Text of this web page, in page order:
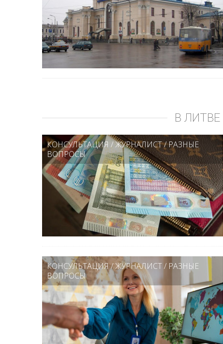
В ЛИТВЕ
КОНСУЛЬТАЦИЯ /ЖУРНАЛИСТ/РАЗНЫЕ
ВОПРОСЫ
КОНСУЛЬТАЦИЯ/ЖУРНАЛИСТ/ РАЗНЫЕ
ВОПРОСЫ